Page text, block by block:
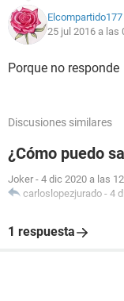
Elcompartido177
25 jul 2016 a las
Porque no responde
Discusiones similares
¿Cómo puedo
Joker - 4 dic 2020 a las
carloslopezjurado - 4
1 respuesta